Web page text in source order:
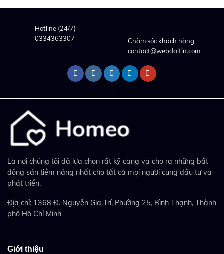
Hotline (24/7)
0334363307
Chăm sóc khách hàng
contact@webdaitin.com
Là nơi chúng tôi đã lựa chọn rất kỹ càng và cho ra những bất
động sản tiềm năng nhất cho tất cả mọi người cùng đầu tư và
phát triển.
Địa chỉ: 1368 Đ. Nguyễn Gia Trí, Phường 25, Bình Thạnh, Thành
phố Hồ Chí Minh
Giới thiệu